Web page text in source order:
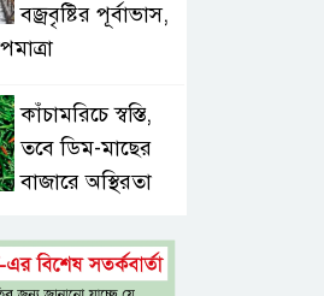
বজ্রবৃষ্টির পূর্বাভাস,
কাঁচামরিচে স্বস্তি,
তবে ডিম-মাছের
বাজারে অস্থিরতা
সড়কে একদিনে প্রাণ
গেল ১৬ জনের,